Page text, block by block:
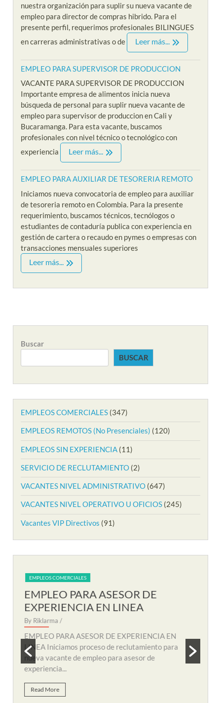
nuestra organización para suplir su nueva vacante de
empleo para director de compras hibrido. Para el
presente perfil, requerimos profesionales BILINGUES
en carreras administrativas o de
Leer más...
EMPLEO PARA SUPERVISOR DE PRODUCCION
VACANTE PARA SUPERVISOR DE PRODUCCION
Importante empresa de alimentos inicia nueva
búsqueda de personal para suplir nueva vacante de
empleo para supervisor de produccion en Cali y
Bucaramanga. Para esta vacante, buscamos
profesionales con nivel técnico o tecnológico con
experiencia
Leer más...
EMPLEO PARA AUXILIAR DE TESORERIA REMOTO
Iniciamos nueva convocatoria de empleo para auxiliar
de tesoreria remoto en Colombia. Para la presente
requerimiento, buscamos técnicos, tecnólogos o
estudiantes de contaduría publica con experiencia en
gestión de cartera o recaudo en pymes o empresas con
transacciones mensuales superiores
Leer más...
Buscar
BUSCAR
EMPLEOS COMERCIALES (347)
EMPLEOS REMOTOS (No Presenciales) (120)
EMPLEOS SIN EXPERIENCIA (11)
SERVICIO DE RECLUTAMIENTO (2)
VACANTES NIVEL ADMINISTRATIVO (647)
VACANTES NIVEL OPERATIVO U OFICIOS (245)
Vacantes VIP Directivos (91)
EMPLEOS COMERCIALES
EMPLEO PARA AUXILIAR DE
SOPORTE REMOTO
By Riklarma/
EMPLEO PARA AUXILIAR DE SOPORTE
REMOTO Iniciamos nuevo proceso de consecución
y búsqueda de personal para suplir vacante de
empleo...
Read More